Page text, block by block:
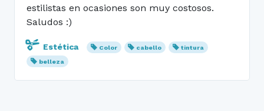
estilistas en ocasiones son muy costosos.
Saludos :)
Estética Color cabello
tintura
belleza